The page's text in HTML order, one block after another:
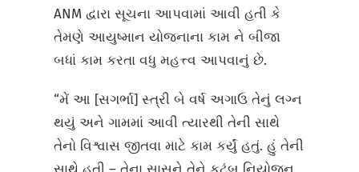
ANM દ્વારા સૂચના આપવામાં આવી હતી કે
તેમણે આયુષ્માન યોજનાના કામ ને બીજા
બધાં કામ કરતા વધુ મહત્ત્વ આપવાનું છે.
“મેં આ [સગર્ભા] સ્ત્રી બે વર્ષ અગાઉ તેનું લગ્ન
થયું અને ગામમાં આવી ત્યારથી તેની સાથે
તેનો વિશ્વાસ જીતવા માટે કામ કર્યું હતું. હું તેની